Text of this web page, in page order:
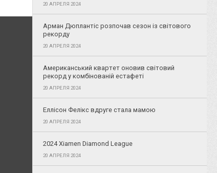
20 АПРЕЛЯ 2024
Арман Дюплантіс розпочав сезон із світового
рекорду
20 АПРЕЛЯ 2024
Американський квартет оновив світовий
рекорд у комбінованій естафеті
20 АПРЕЛЯ 2024
Еллісон Фелікс вдруге стала мамою
20 АПРЕЛЯ 2024
2024 Xiamen Diamond League
20 АПРЕЛЯ 2024